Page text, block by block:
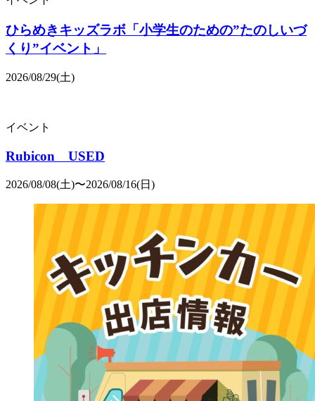
ひらめきキッズラボ「小学生のための”たのしいづ
くり”イベント」
2026/08/29(土)
イベント
Rubicon USED
2026/08/08(土)〜2026/08/16(日)